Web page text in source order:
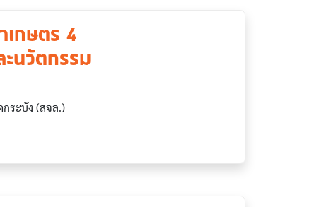
กษตร 4
นวัตกรรม
ระบัง (สจล.)